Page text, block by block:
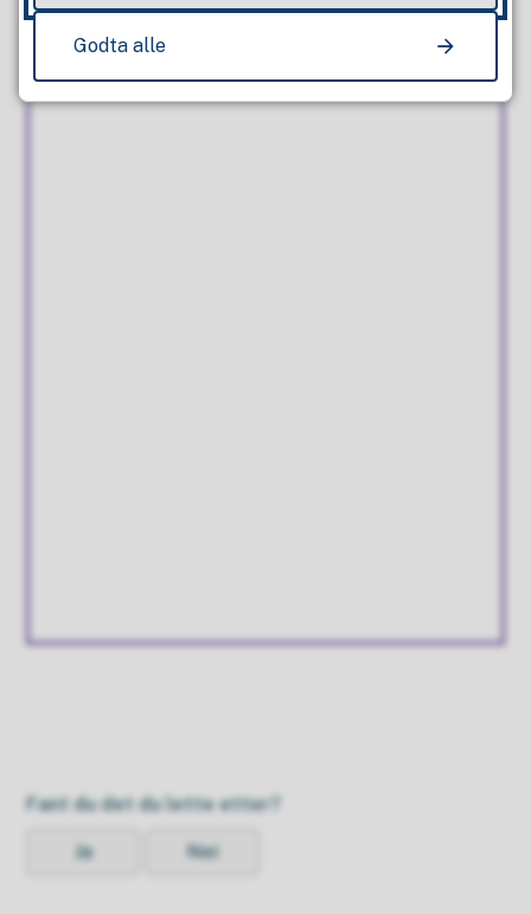
Fant du det du lette etter?
Ja Nei
Godta alle